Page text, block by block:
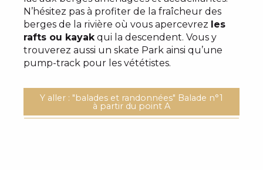
N’hésitez pas à profiter de la fraîcheur des
berges de la rivière où vous apercevrez les
rafts ou kayakqui la descendent. Vous y
trouverez aussi un skate Park ainsi qu’une
pump-track pour les vététistes.
Y aller : "balades et randonnées" Balade n°1
à partir du point A